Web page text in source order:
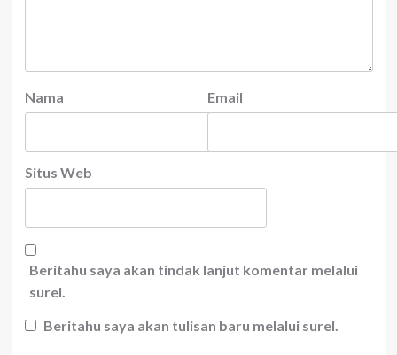
Nama Email
Situs Web
Beritahu saya akan tindak lanjut komentar melalui
surel.
Beritahu saya akan tulisan baru melalui surel.